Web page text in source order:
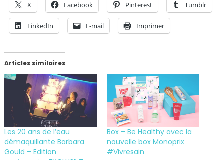
X Facebook Pinterest Tumblr
LinkedIn E-mail Imprimer
Articles similaires
Les 20 ans de l’eau
démaquillante Barbara
Gould – Edition
Box – Be Healthy avec la
nouvelle box Monoprix
#Vivresain